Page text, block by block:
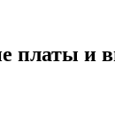
платы и